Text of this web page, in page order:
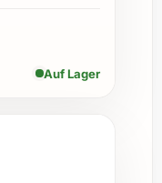
festliche
und Familie
Auf Lager